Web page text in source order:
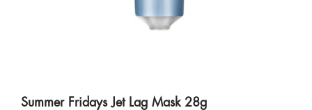
Summer Fridays Jet Lag Mask 28g